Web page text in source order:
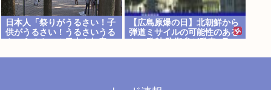
日本人「祭りがうるさい！子
供がうるさい！うるさいうる
【広島原爆の日】北朝鮮から
弾道ミサイルの可能性のある